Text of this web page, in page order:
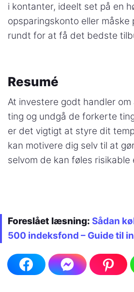
i kontanter, ideelt set på en
opsparingskonto eller måske
rundt for at få det bedste
Resumé
At investere godt handler
ting og undgå de forkerte
er det vigtigt at styre dit
kan motivere dig selv til at
selvom de kan føles risikable
Foreslået læsning: Sådan
500 indeksfond – Guide til